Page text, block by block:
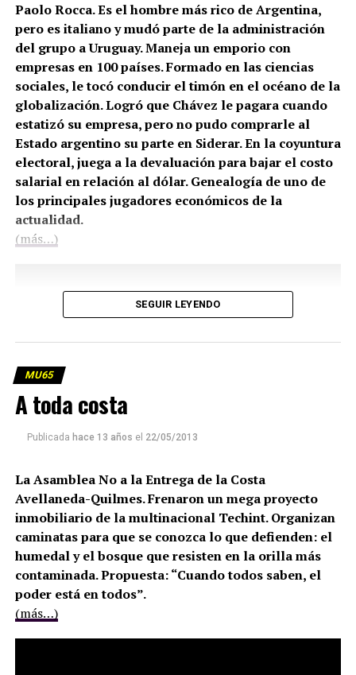
Paolo Rocca. Es el hombre más rico de Argentina,
pero es italiano y mudó parte de la administración
del grupo a Uruguay. Maneja un emporio con
empresas en 100 países. Formado en las ciencias
sociales, le tocó conducir el timón en el océano de la
globalización. Logró que Chávez le pagara cuando
estatizó su empresa, pero no pudo comprarle al
Estado argentino su parte en Siderar. En la coyuntura
electoral, juega a la devaluación para bajar el costo
salarial en relación al dólar. Genealogía de uno de
los principales jugadores económicos de la
actualidad.
(más…)
SEGUIR LEYENDO
MU65
A toda costa
Publicada hace 13 años el 22/05/2013
La Asamblea No a la Entrega de la Costa
Avellaneda-Quilmes. Frenaron un mega proyecto
inmobiliario de la multinacional Techint. Organizan
caminatas para que se conozca lo que defienden: el
humedal y el bosque que resisten en la orilla más
contaminada. Propuesta: “Cuando todos saben, el
poder está en todos”.
(más…)